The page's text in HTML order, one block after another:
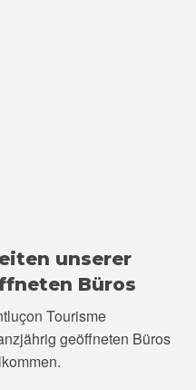
unserer
Büros
Tourisme
geöffneten Büros